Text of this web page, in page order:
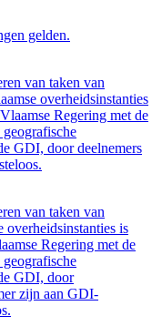
gelden.
van taken van
overheidsinstanties
Regering met de
GDI, door deelnemers
van taken van
overheidsinstanties is
Regering met de
GDI, door
zijn aan GDI-